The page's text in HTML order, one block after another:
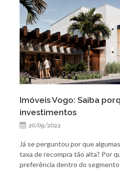
Imóveis Vogo: Saiba
investimentos
20/09/2022
Já se perguntou por que
taxa de recompra tão alta? Por
preferência dentro do